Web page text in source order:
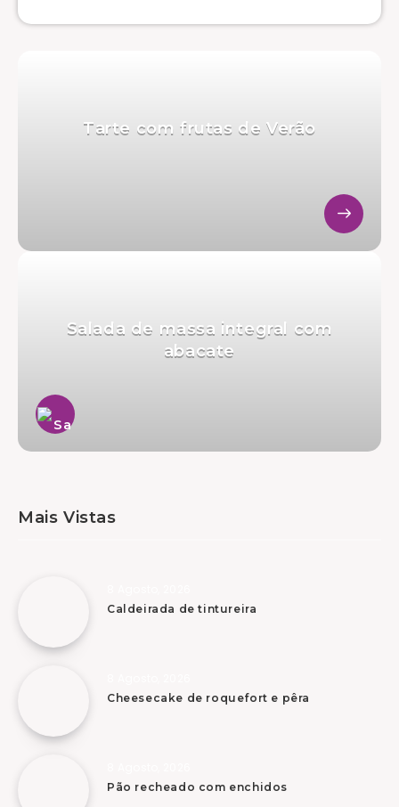
Tarte com frutas de Verão
Salada de massa integral com
abacate
Mais Vistas
Caldeirada de tintureira
Cheesecake de roquefort e pêra
Pão recheado com enchidos